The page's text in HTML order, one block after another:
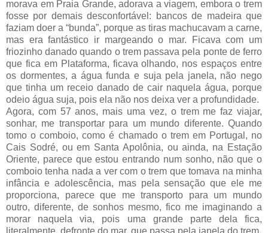
morava em Praia Grande, adorava a viagem, embora o trem
fosse por demais desconfortável: bancos de madeira que
faziam doer a “bunda”, porque as tiras machucavam a carne,
mas era fantástico ir margeando o mar. Ficava com um
friozinho danado quando o trem passava pela ponte de ferro
que fica em Plataforma, ficava olhando, nos espaços entre
os dormentes, a água funda e suja pela janela, não nego
que tinha um receio danado de cair naquela água, porque
odeio água suja, pois ela não nos deixa ver a profundidade.
Agora, com 57 anos, mais uma vez, o trem me faz viajar,
sonhar, me transportar para um mundo diferente. Quando
tomo o comboio, como é chamado o trem em Portugal, no
Cais Sodré, ou em Santa Apolônia, ou ainda, na Estação
Oriente, parece que estou entrando num sonho, não que o
comboio tenha nada a ver com o trem que tomava na minha
infância e adolescência, mas pela sensação que ele me
proporciona, parece que me transporto para um mundo
outro, diferente, de sonhos mesmo, fico me imaginando a
morar naquela via, pois uma grande parte dela fica,
literalmente, defronte do mar, que passa pela janela do trem.